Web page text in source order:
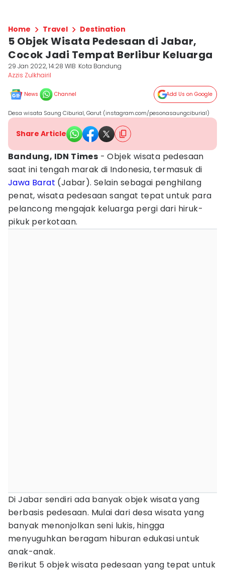
Home Travel Destination
5 Objek Wisata Pedesaan di Jabar,
Cocok Jadi Tempat Berlibur Keluarga
29 Jan 2022, 14:28 WIB Kota Bandung
Azzis Zulkhairil
News Channel Add Us on Google
Desa wisata Saung Ciburial, Garut (instagram.com/pesonasaungciburial)
Share Article
Bandung, IDN Times - Objek wisata pedesaan
saat ini tengah marak di Indonesia, termasuk di
Jawa Barat (Jabar). Selain sebagai penghilang
penat, wisata pedesaan sangat tepat untuk para
pelancong mengajak keluarga pergi dari hiruk-
pikuk perkotaan.
Di Jabar sendiri ada banyak objek wisata yang
berbasis pedesaan. Mulai dari desa wisata yang
banyak menonjolkan seni lukis, hingga
menyuguhkan beragam hiburan edukasi untuk
anak-anak.
Berikut 5 objek wisata pedesaan yang tepat untuk